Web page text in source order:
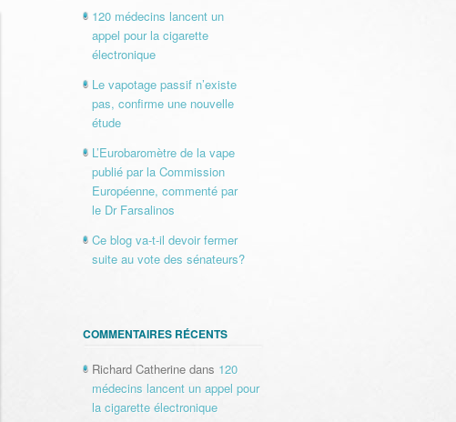
120 médecins lancent un
appel pour la cigarette
électronique
Le vapotage passif n’existe
pas, confirme une nouvelle
étude
L’Eurobaromètre de la vape
publié par la Commission
Européenne, commenté par
le Dr Farsalinos
Ce blog va-t-il devoir fermer
suite au vote des sénateurs?
COMMENTAIRES RÉCENTS
Richard Catherinedans 120
médecins lancent un appel pour
la cigarette électronique